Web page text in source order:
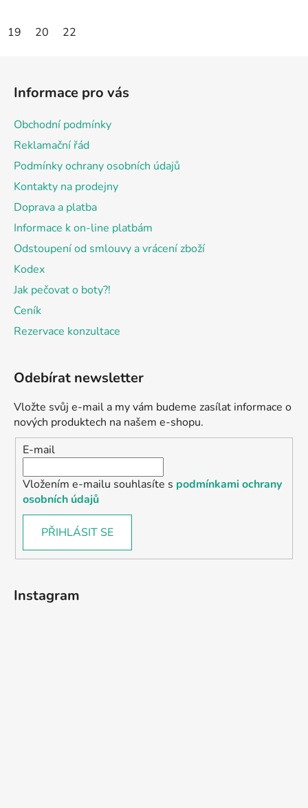
19 20 22
Informace pro vás
Obchodní podmínky
Reklamační řád
Podmínky ochrany osobních údajů
Kontakty na prodejny
Doprava a platba
Informace k on-line platbám
Odstoupení od smlouvy a vrácení zboží
Kodex
Jak pečovat o boty?!
Ceník
Rezervace konzultace
Odebírat newsletter
Vložte svůj e-mail a my vám budeme zasílat informace o
nových produktech na našem e-shopu.
E-mail
Vložením e-mailu souhlasíte s podmínkami ochrany
osobních údajů
PŘIHLÁSIT SE
Instagram